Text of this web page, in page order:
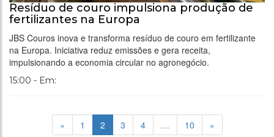
Resíduo de couro impulsiona produção de
fertilizantes na Europa
JBS Couros inova e transforma resíduo de couro em fertilizante
na Europa. Iniciativa reduz emissões e gera receita,
impulsionando a economia circular no agronegócio.
15:00 - Em:
« 1 2 3 4 … 10 »